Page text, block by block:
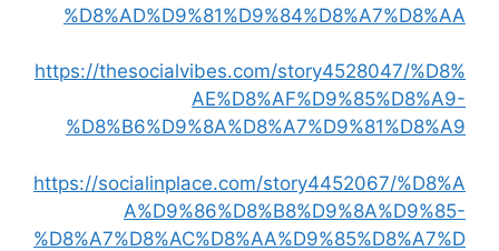
%D8%AD%D9%81%D9%84%D8%A7%D8%AA
https://thesocialvibes.com/story4528047/%D8%
AE%D8%AF%D9%85%D8%A9-
%D8%B6%D9%8A%D8%A7%D9%81%D8%A9
https://socialinplace.com/story4452067/%D8%A
A%D9%86%D8%B8%D9%8A%D9%85-
%D8%A7%D8%AC%D8%AA%D9%85%D8%A7%D